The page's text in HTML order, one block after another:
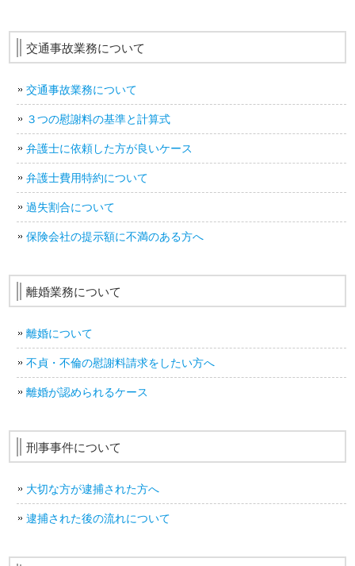
交通事故業務について
交通事故業務について
３つの慰謝料の基準と計算式
弁護士に依頼した方が良いケース
弁護士費用特約について
過失割合について
保険会社の提示額に不満のある方へ
離婚業務について
離婚について
不貞・不倫の慰謝料請求をしたい方へ
離婚が認められるケース
刑事事件について
大切な方が逮捕された方へ
逮捕された後の流れについて